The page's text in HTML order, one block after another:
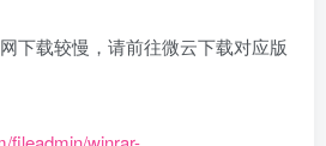
下载较慢，请前往微云下载对应版